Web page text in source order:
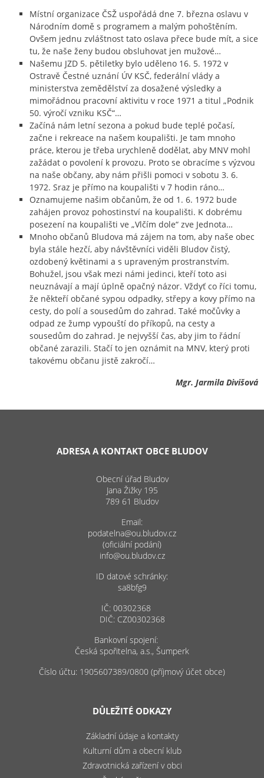
Místní organizace ČSŽ uspořádá dne 7. března oslavu v
Národním domě s programem a malým pohoštěním.
Ovšem jednu zvláštnost tato oslava přece bude mít, a sice
tu, že naše ženy budou obsluhovat jen mužové…
Našemu JZD 5. pětiletky bylo uděleno 16. 5. 1972 v
Ostravě Čestné uznání ÚV KSČ, federální vlády a
ministerstva zemědělství za dosažené výsledky a
mimořádnou pracovní aktivitu v roce 1971 a titul „Podnik
50. výročí vzniku KSČ“…
Začíná nám letní sezona a pokud bude teplé počasí,
začne i rekreace na našem koupališti. Je tam mnoho
práce, kterou je třeba urychleně dodělat, aby MNV mohl
zažádat o povolení k provozu. Proto se obracíme s výzvou
na naše občany, aby nám přišli pomoci v sobotu 3. 6.
1972. Sraz je přímo na koupališti v 7 hodin ráno…
Oznamujeme našim občanům, že od 1. 6. 1972 bude
zahájen provoz pohostinství na koupališti. K dobrému
posezení na koupališti ve „Vlčím dole“ zve Jednota…
Mnoho občanů Bludova má zájem na tom, aby naše obec
byla stále hezčí, aby návštěvníci viděli Bludov čistý,
ozdobený květinami a s upraveným prostranstvím.
Bohužel, jsou však mezi námi jedinci, kteří toto asi
neuznávají a mají úplně opačný názor. Vždyť co říci tomu,
že někteří občané sypou odpadky, střepy a kovy přímo na
cesty, do polí a sousedům do zahrad. Také močůvky a
odpad ze žump vypouští do příkopů, na cesty a
sousedům do zahrad. Je nejvyšší čas, aby jim to řádní
občané zarazili. Stačí to jen oznámit na MNV, který proti
takovému občanu jistě zakročí…
Mgr. Jarmila Divišová
ADRESA A KONTAKT OBCE BLUDOV
Obecní úřad Bludov
Jana Žižky 195
789 61 Bludov
Email:
podatelna@ou.bludov.cz
(oficiální podání)
info@ou.bludov.cz
ID datové schránky:
sa8bfg9
IČ: 00302368
DIČ: CZ00302368
Bankovní spojení:
Česká spořitelna, a.s., Šumperk
Číslo účtu: 1905607389/0800 (příjmový účet obce)
DŮLEŽITÉ ODKAZY
Základní údaje a kontakty
Kulturní dům a obecní klub
Zdravotnická zařízení v obci